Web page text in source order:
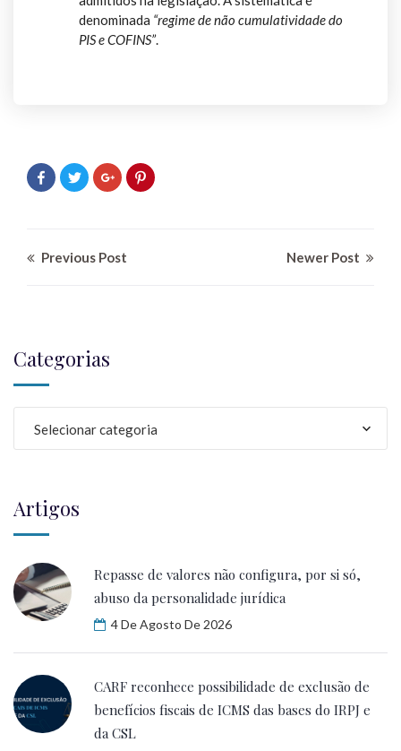
denominada “regime de não cumulatividade do
PIS e COFINS”.
Previous Post Newer Post
Categorias
Selecionar categoria
Artigos
Repasse de valores não configura, por si só,
abuso da personalidade jurídica
4 De Agosto De 2026
CARF reconhece possibilidade de exclusão de
benefícios fiscais de ICMS das bases do IRPJ e
da CSL